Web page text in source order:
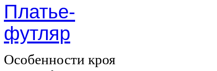
Платье-
футляр
Особенности кроя